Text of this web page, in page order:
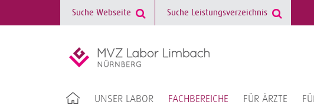
UNSER LABOR FACHBEREICHE FÜR ÄRZTE